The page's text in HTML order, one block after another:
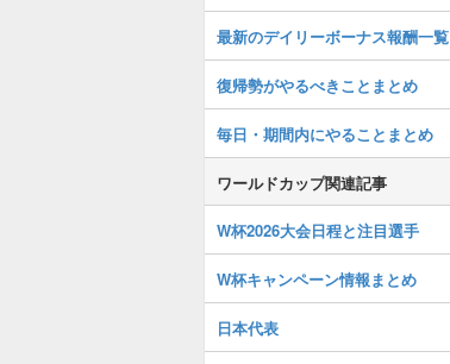
最新のデイリーボーナス報酬一覧
復帰勢がやるべきことまとめ
毎日・期間内にやることまとめ
ワールドカップ関連記事
W杯2026大会日程と注目選手
W杯キャンペーン情報まとめ
日本代表